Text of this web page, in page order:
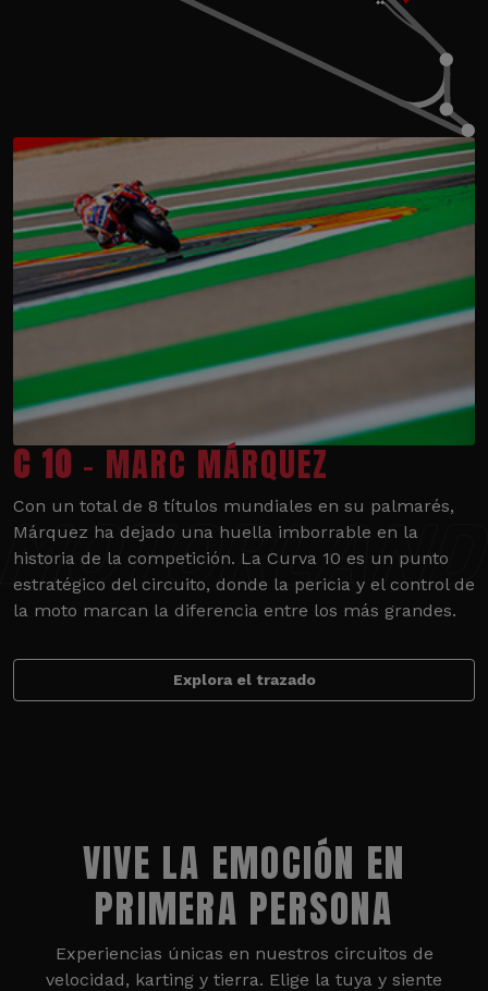
C 10 - MARC MÁRQUEZ
Con un total de 8 títulos mundiales en su palmarés,
Márquez ha dejado una huella imborrable en la
historia de la competición. La Curva 10 es un punto
estratégico del circuito, donde la pericia y el control de
la moto marcan la diferencia entre los más grandes.
Explora el trazado
VIVE LA EMOCIÓN EN
PRIMERA PERSONA
Experiencias únicas en nuestros circuitos de
velocidad, karting y tierra. Elige la tuya y siente